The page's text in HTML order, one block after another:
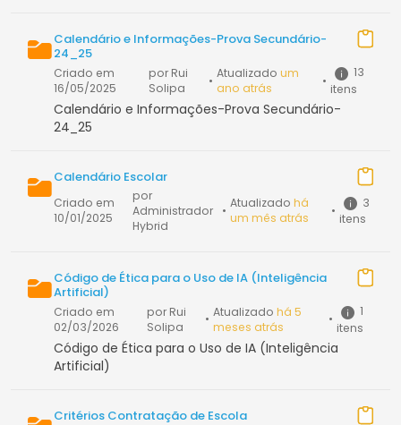
Calendário e Informações-Prova Secundário-
24_25
Criado em
16/05/2025
por Rui
Solipa
• Atualizadoum
ano atrás
•
13
itens
Calendário e Informações-Prova Secundário-
24_25
Calendário Escolar
Criado em
10/01/2025
por
Administrador
Hybrid
• Atualizado há
um mês atrás
•
3
itens
Código de Ética para o Uso de IA (Inteligência
Artificial)
Criado em
02/03/2026
por Rui
Solipa
• Atualizado há 5
meses atrás
•
1
itens
Código de Ética para o Uso de IA (Inteligência
Artificial)
Critérios Contratação de Escola